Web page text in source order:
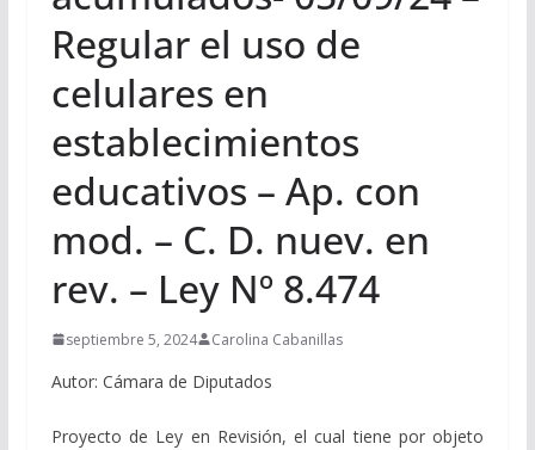
Regular el uso de
celulares en
establecimientos
educativos – Ap. con
mod. – C. D. nuev. en
rev. – Ley Nº 8.474
septiembre 5, 2024 Carolina Cabanillas
Autor: Cámara de Diputados
Proyecto de Ley en Revisión, el cual tiene por objeto